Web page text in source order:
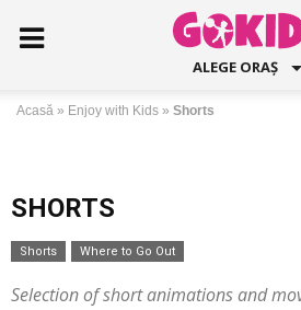
ALEGE ORAȘ
Acasă » Enjoy with Kids » Shorts
SHORTS
Shorts Where to Go Out
Selection of short animations and